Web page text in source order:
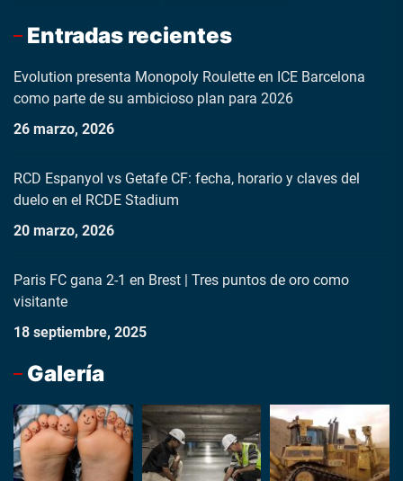
Entradas recientes
Evolution presenta Monopoly Roulette en ICE Barcelona
como parte de su ambicioso plan para 2026
26 marzo, 2026
RCD Espanyol vs Getafe CF: fecha, horario y claves del
duelo en el RCDE Stadium
20 marzo, 2026
Paris FC gana 2-1 en Brest | Tres puntos de oro como
visitante
18 septiembre, 2025
Galería